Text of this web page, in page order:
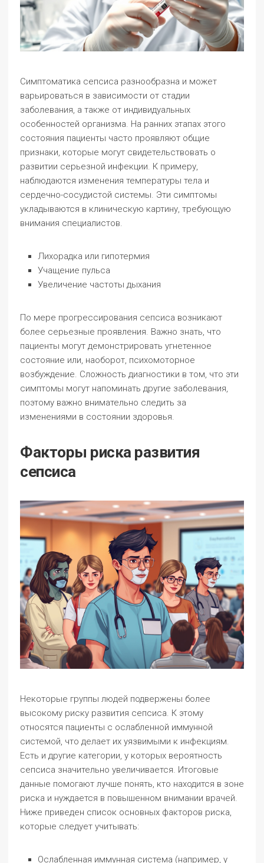
Симптоматика сепсиса разнообразна и может
варьироваться в зависимости от стадии
заболевания, а также от индивидуальных
особенностей организма. На ранних этапах этого
состояния пациенты часто проявляют общие
признаки, которые могут свидетельствовать о
развитии серьезной инфекции. К примеру,
наблюдаются изменения температуры тела и
сердечно-сосудистой системы. Эти симптомы
укладываются в клиническую картину, требующую
внимания специалистов.
Лихорадка или гипотермия
Учащение пульса
Увеличение частоты дыхания
По мере прогрессирования сепсиса возникают
более серьезные проявления. Важно знать, что
пациенты могут демонстрировать угнетенное
состояние или, наоборот, психомоторное
возбуждение. Сложность диагностики в том, что эти
симптомы могут напоминать другие заболевания,
поэтому важно внимательно следить за
изменениями в состоянии здоровья.
Факторы риска развития
сепсиса
Некоторые группы людей подвержены более
высокому риску развития сепсиса. К этому
относятся пациенты с ослабленной иммунной
системой, что делает их уязвимыми к инфекциям.
Есть и другие категории, у которых вероятность
сепсиса значительно увеличивается. Итоговые
данные помогают лучше понять, кто находится в зоне
риска и нуждается в повышенном внимании врачей.
Ниже приведен список основных факторов риска,
которые следует учитывать:
Ослабленная иммунная система (например, у